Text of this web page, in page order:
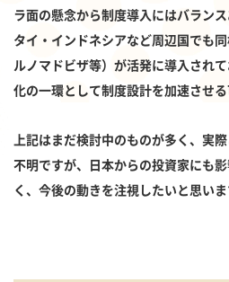
ラ面の懸念から制度導入にはバラン
タイ・インドネシアなど周辺国でも
ルノマドビザ等）が活発に導入され
化の一環として制度設計を加速させる
上記はまだ検討中のものが多く、実
不明ですが、日本からの投資家にも
く、今後の動きを注視したいと思いま